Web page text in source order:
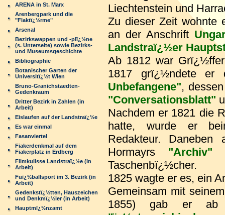
ARENA in St. Marx
Arenbergpark und die
"Flaktï¿½rme"
Arsenal
Bezirkswappen und -plï¿½ne
(s. Unterseite) sowie Bezirks-
und Museumsgeschichte
Bibliographie
Botanischer Garten der
Universitï¿½t Wien
Bruno-Granichstaedten-
Gedenkraum
Dritter Bezirk in Zahlen (in
Arbeit)
Eislaufen auf der Landstraï¿½e
Es war einmal
Fasanviertel
Fiakerdenkmal auf dem
Fiakerplatz in Erdberg
Filmkulisse Landstraï¿½e (in
Arbeit)
Fuï¿½ballsport im 3. Bezirk (in
Arbeit)
Gedenkstï¿½tten, Hauszeichen
und Denkmï¿½ler (in Arbeit)
Hauptmï¿½nzamt
Liechtenstein und
Zu dieser Zeit wohnte
an der Anschrift
Landstraï¿½er
Ab 1812 war
1817 grï¿½ndete er
Unbefangene",
"Conversationsblatt"
Nachdem er 1821 die
hatte, wurde er
Redakteur.
Hormayrs "Archiv"
Taschenbï¿½cher.
1825 wagte er es, ein
Gemeinsam mit
1855) gab er ab